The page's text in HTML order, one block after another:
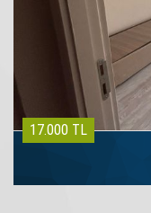
17.000 TL